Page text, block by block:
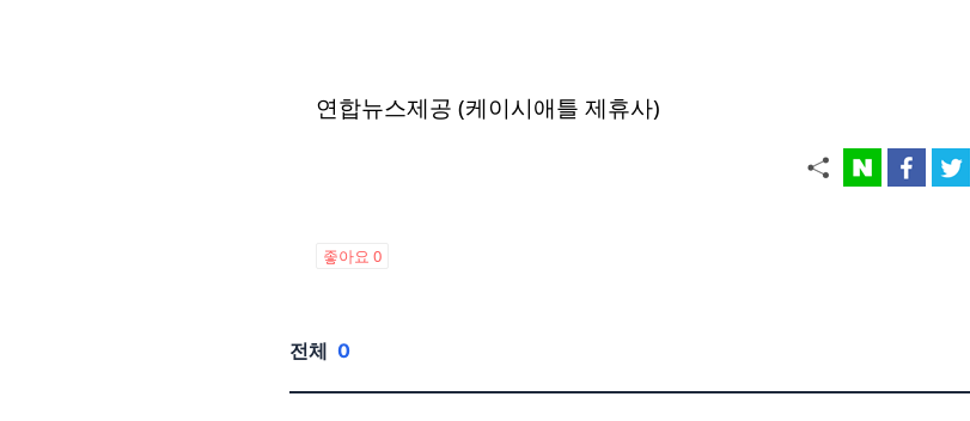
연합뉴스제공 (케이시애틀 제휴사)
좋아요 0
전체 0